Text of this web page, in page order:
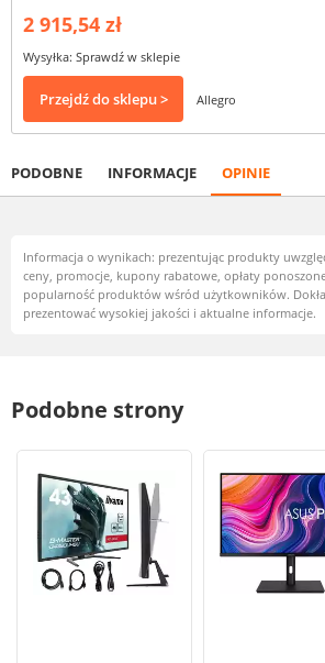
2 915,54 zł
Wysyłka: Sprawdź w sklepie
Przejdź do sklepu > Allegro
PODOBNE INFORMACJE OPINIE
Informacja o wynikach: prezentując produkty
ceny, promocje, kupony rabatowe, opłaty
popularność produktów wśród użytkowników.
prezentować wysokiej jakości i aktualne informacje.
Podobne strony